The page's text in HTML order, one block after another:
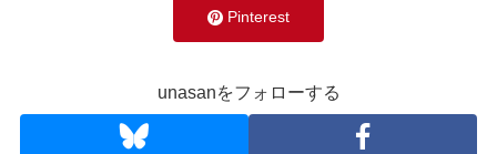
Pinterest
unasanをフォローする